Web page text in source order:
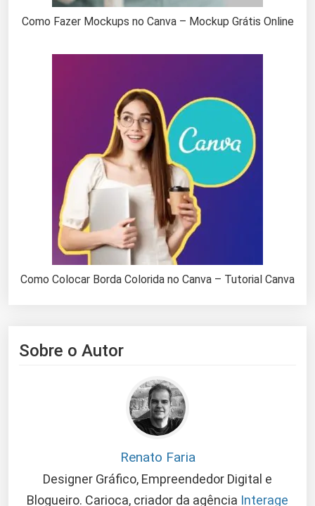
Como Fazer Mockups no Canva – Mockup Grátis Online
Como Colocar Borda Colorida no Canva – Tutorial Canva
Sobre o Autor
Renato Faria
Designer Gráfico, Empreendedor Digital e
Blogueiro. Carioca, criador da agência Interage